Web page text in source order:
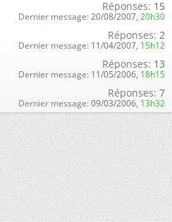
Réponses: 15
Dernier message: 20/08/2007, 20h30
Réponses: 2
Dernier message: 11/04/2007, 15h12
Réponses: 13
Dernier message: 11/05/2006, 18h15
Réponses: 7
Dernier message: 09/03/2006, 13h32